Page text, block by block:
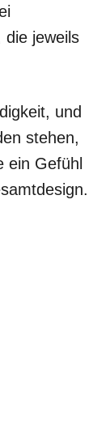
die jeweils
und
stehen,
ein Gefühl